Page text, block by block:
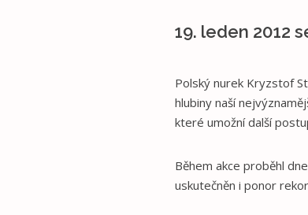
19. leden 2012
Polský nurek Kryzstof
hlubiny naší
které umožní další
Během akce proběhl
uskutečněn i ponor